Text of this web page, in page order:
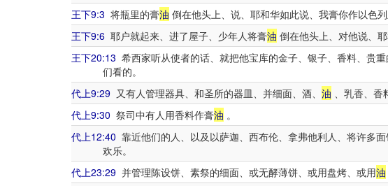
王下9:3 将瓶里的膏油 倒在他头上、说、耶和华如此说、我膏你作以色
王下9:6 耶户就起来、进了屋子、少年人将膏油 倒在他头上、对他说、
王下20:13 希西家听从使者的话、就把他宝库的金子、银子、香料、贵
们看的。
代上9:29 又有人管理器具、和圣所的器皿、并细面、酒、 油 、乳香、香
代上9:30 祭司中有人用香料作膏油 。
代上12:40 靠近他们的人、以及以萨迦、西布伦、拿弗他利人、将许多面
欢乐。
代上23:29 并管理陈设饼、素祭的细面、或无酵薄饼、或用盘烤、或用油